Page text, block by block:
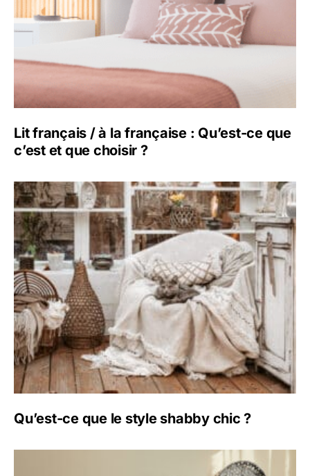
Lit français / à la française : Qu’est-ce que
c’est et que choisir ?
Qu’est-ce que le style shabby chic ?